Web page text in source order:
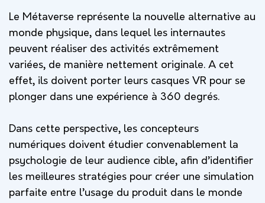
Le Métaverse représente la nouvelle alternative au
monde physique, dans lequel les internautes
peuvent réaliser des activités extrêmement
variées, de manière nettement originale. A cet
effet, ils doivent porter leurs casques VR pour se
plonger dans une expérience à 360 degrés.
Dans cette perspective, les concepteurs
numériques doivent étudier convenablement la
psychologie de leur audience cible, afin d’identifier
les meilleures stratégies pour créer une simulation
parfaite entre l’usage du produit dans le monde